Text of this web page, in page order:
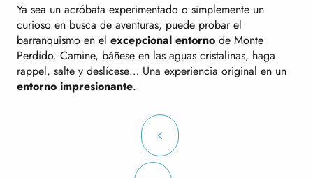
Ya sea un acróbata experimentado o simplemente un
curioso en busca de aventuras, puede probar el
barranquismo en el excepcional entorno de Monte
Perdido. Camine, báñese en las aguas cristalinas, haga
rappel, salte y deslícese… Una experiencia original en un
entorno impresionante.